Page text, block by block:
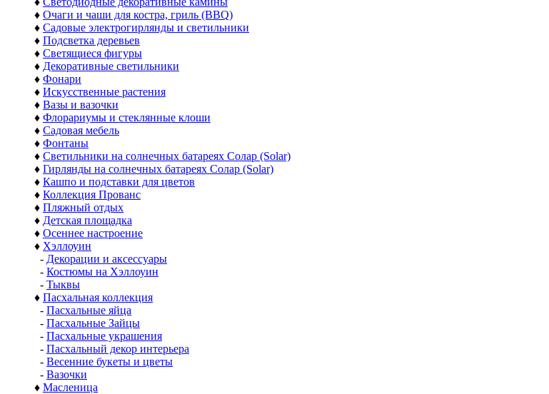
♦ Очаги и чаши для костра, гриль (BBQ)
♦ Садовые электрогирлянды и светильники
♦ Подсветка деревьев
♦ Светящиеся фигуры
♦ Декоративные светильники
♦ Фонари
♦ Искусственные растения
♦ Вазы и вазочки
♦ Флорариумы и стеклянные клоши
♦ Садовая мебель
♦ Фонтаны
♦ Светильники на солнечных батареях Солар (Solar)
♦ Гирлянды на солнечных батареях Солар (Solar)
♦ Кашпо и подставки для цветов
♦ Коллекция Прованс
♦ Пляжный отдых
♦ Детская площадка
♦ Осеннее настроение
♦ Хэллоуин
- Декорации и аксессуары
- Костюмы на Хэллоуин
- Тыквы
♦ Пасхальная коллекция
- Пасхальные яйца
- Пасхальные Зайцы
- Пасхальные украшения
- Пасхальный декор интерьера
- Весенние букеты и цветы
- Вазочки
♦ Масленица